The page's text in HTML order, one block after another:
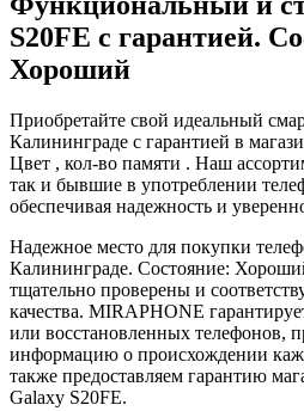
S20FE с гарантией.
Хороший
Приобретайте свой идеальный
Калининграде с гарантией в
Цвет , кол-во памяти . Наш
так и бывшие в употреблении
обеспечивая надежность и
Надежное место для покупки
Калининграде. Состояние:
тщательно проверены и
качества. MIRAPHONE
или восстановленных телефонов,
информацию о происхождении
также предоставляем гарантию
Galaxy S20FE.